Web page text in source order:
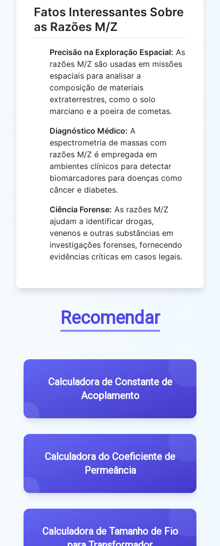
Fatos Interessantes Sobre
as Razões M/Z
Precisão na Exploração Espacial: As
razões M/Z são usadas em missões
espaciais para analisar a
composição de materiais
extraterrestres, como o solo
marciano e a poeira de cometas.
Diagnóstico Médico: A
espectrometria de massas com
razões M/Z é empregada em
ambientes clínicos para detectar
biomarcadores para doenças como
câncer e diabetes.
Ciência Forense: As razões M/Z
ajudam a identificar drogas,
venenos e outras substâncias em
investigações forenses, fornecendo
evidências críticas em casos legais.
Recomendar
Calculadora de Constante de
Acoplamento
Calculadora do Coeficiente de
Permeância
Calculadora de Tamanho de Fio